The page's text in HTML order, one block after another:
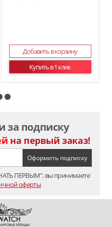
Добавить в корзину
Купить в 1 клик
за подписку
на первый заказ!
ПЕРВЫМ”, вы принимаете
оферты